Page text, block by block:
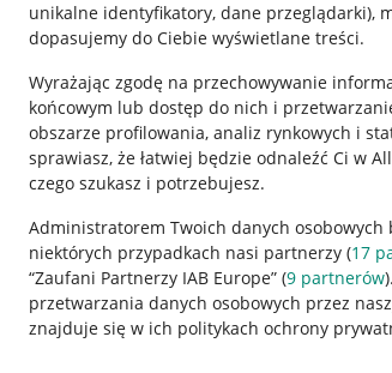
unikalne identyfikatory, dane przeglądarki),
dopasujemy do Ciebie wyświetlane treści.
Wyrażając zgodę na przechowywanie
końcowym lub dostęp do nich i
obszarze profilowania, analiz rynkowych i
sprawiasz, że łatwiej będzie odnaleźć Ci w
czego szukasz i potrzebujesz.
Administratorem Twoich danych osobowych
niektórych przypadkach nasi partnerzy (17
“Zaufani Partnerzy IAB Europe” (9 partnerów
przetwarzania danych osobowych przez
znajduje się w ich politykach ochrony
Przydatne informacje
Jak to działa
Napisz do nas
Allegro Gadane dla sprzedających